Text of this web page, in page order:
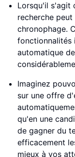
Lorsqu'il s'agit
recherche
chronophage.
fonctionnalités
automatique
Imaginez
sur une offre
qu'en une
de gagner du
efficacement
mieux à vos